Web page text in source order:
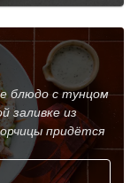
блюдо с тунцом
заливке из
придётся